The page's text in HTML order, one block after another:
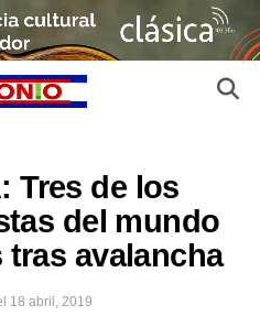
Tres de los
del mundo
avalancha
18 abril, 2019